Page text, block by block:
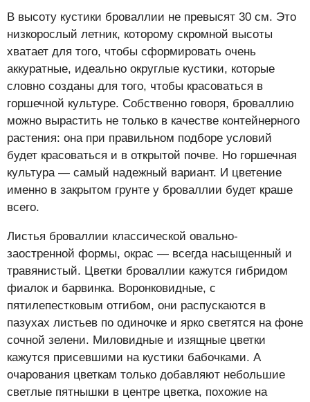
В высоту кустики броваллии не превысят 30 см. Это
низкорослый летник, которому скромной высоты
хватает для того, чтобы сформировать очень
аккуратные, идеально округлые кустики, которые
словно созданы для того, чтобы красоваться в
горшечной культуре. Собственно говоря, броваллию
можно вырастить не только в качестве контейнерного
растения: она при правильном подборе условий
будет красоваться и в открытой почве. Но горшечная
культура — самый надежный вариант. И цветение
именно в закрытом грунте у броваллии будет краше
всего.
Листья броваллии классической овально-
заостренной формы, окрас — всегда насыщенный и
травянистый. Цветки броваллии кажутся гибридом
фиалок и барвинка. Воронковидные, с
пятилепестковым отгибом, они распускаются в
пазухах листьев по одиночке и ярко светятся на фоне
сочной зелени. Миловидные и изящные цветки
кажутся присевшими на кустики бабочками. А
очарования цветкам только добавляют небольшие
светлые пятнышки в центре цветка, похожие на